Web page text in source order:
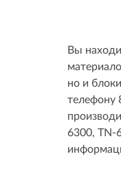
Вы
но и
телефону
6300, TN-